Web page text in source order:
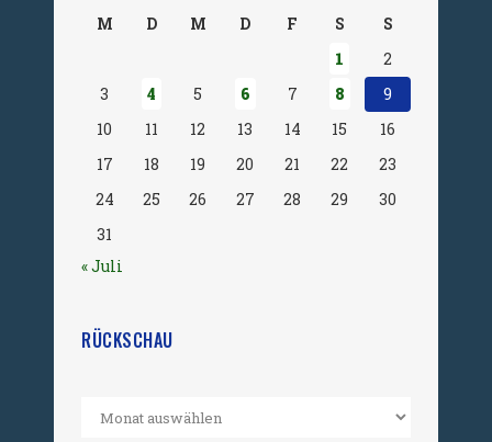
M D M D F S
S
1
2
3
4 5 6 7 8
9
10
11 12 13 14 15
16
17
18 19 20 21 22
23
24
25 26 27 28 29
30
31
« Juli
RÜCKSCHAU